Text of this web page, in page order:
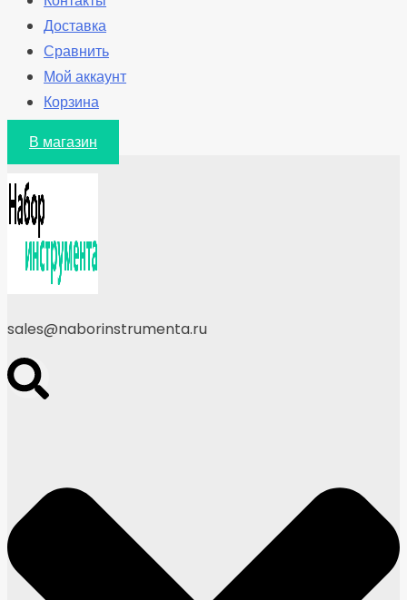
Доставка
Сравнить
Мой аккаунт
Корзина
В магазин
sales@naborinstrumenta.ru